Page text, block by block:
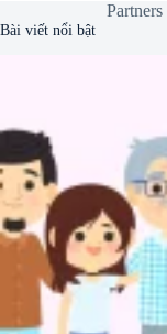
Partners
Bài viết nổi bật